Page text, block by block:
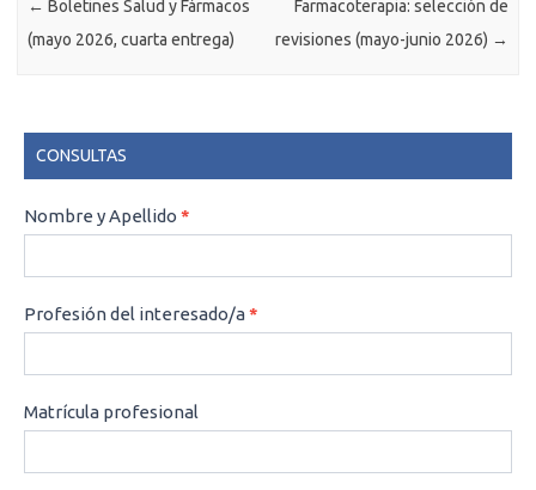
← Boletines Salud y Fármacos
(mayo 2026, cuarta entrega)
Farmacoterapia: selección de
revisiones (mayo-junio 2026) →
CONSULTAS
CONSULTAS
Nombre y Apellido *
Profesión del interesado/a*
Matrícula profesional